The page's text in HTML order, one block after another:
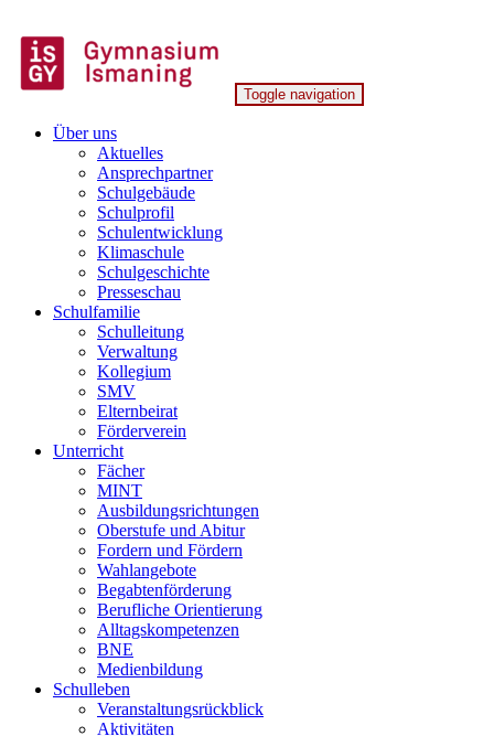
to
content
Gymnasium Ismaning
Toggle navigation
Über uns
Aktuelles
Ansprechpartner
Schulgebäude
Schulprofil
Schulentwicklung
Klimaschule
Schulgeschichte
Presseschau
Schulfamilie
Schulleitung
Verwaltung
Kollegium
SMV
Elternbeirat
Förderverein
Unterricht
Fächer
MINT
Ausbildungsrichtungen
Oberstufe und Abitur
Fordern und Fördern
Wahlangebote
Begabtenförderung
Berufliche Orientierung
Alltagskompetenzen
BNE
Medienbildung
Schulleben
Veranstaltungsrückblick
Aktivitäten